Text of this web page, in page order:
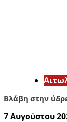
Βλάβη στην
7 Αυγούστου